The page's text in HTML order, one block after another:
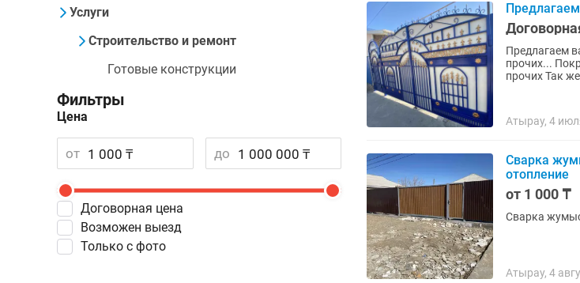
Услуги
Строительство и ремонт
Готовые конструкции
Фильтры
Цена
от до
Договорная цена
Возможен выезд
Только с фото
Предлагаем
прочих... Покраска, замена листа на навесах Замена листа, поликарбоната, профнастила и
прочих
Атырау, 4
Сварка
отопление
от 1 000 ₸
Сварка
Атырау, 4